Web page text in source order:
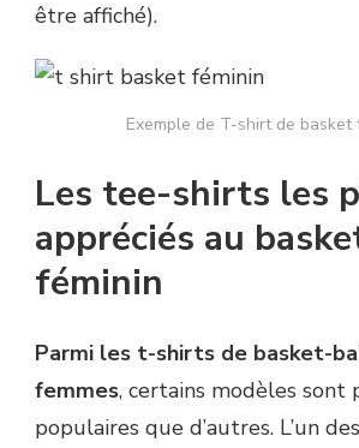
être affiché).
Exemple de T-shirt de basket
Les tee-shirts les
appréciés au
féminin
Parmi les t-shirts de basket-
femmes, certains modèles sont
populaires que d’autres. L’un